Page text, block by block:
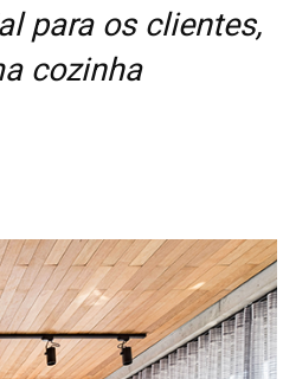
para os clientes,
cozinha